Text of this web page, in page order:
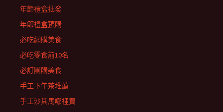
年節禮盒批發
年節禮盒預購
必吃網購美食
必吃零食前10名
必訂團購美食
手工下午茶堆薦
手工沙其馬哪裡買